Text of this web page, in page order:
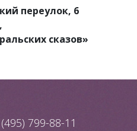
переулок, 6
сказов»
799-88-11